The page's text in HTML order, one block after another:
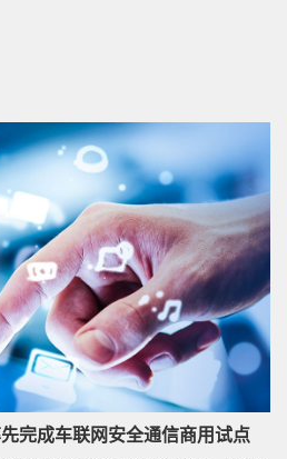
简化部署和管理，提升资源利用率，
户自定义Scale In/Out弹性策略，以虚机
。
可以快速、简便地集成在不同的安全防
应的云管中心进行编排和管理。
、控制多种协议报文，并提供丰富的防
ACL包过滤、状态检测、ASPF、域间策
、电信级安全防护等。
完成车联网安全通信商用试点